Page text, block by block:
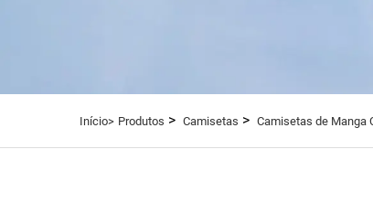
Início> Produtos > Camisetas > Camisetas de Manga